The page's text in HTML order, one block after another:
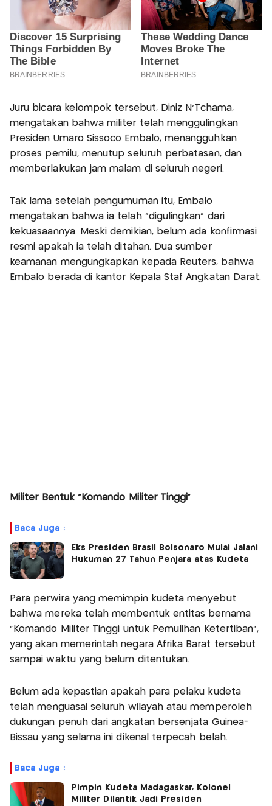
Juru bicara kelompok tersebut, Diniz N'Tchama,
mengatakan bahwa militer telah menggulingkan
Presiden Umaro Sissoco Embalo, menangguhkan
proses pemilu, menutup seluruh perbatasan, dan
memberlakukan jam malam di seluruh negeri.
Tak lama setelah pengumuman itu, Embalo
mengatakan bahwa ia telah “digulingkan” dari
kekuasaannya. Meski demikian, belum ada konfirmasi
resmi apakah ia telah ditahan. Dua sumber
keamanan mengungkapkan kepada Reuters, bahwa
Embalo berada di kantor Kepala Staf Angkatan Darat.
Militer Bentuk “Komando Militer Tinggi”
Baca Juga :
Eks Presiden Brasil Bolsonaro Mulai Jalani
Hukuman 27 Tahun Penjara atas Kudeta
Para perwira yang memimpin kudeta menyebut
bahwa mereka telah membentuk entitas bernama
“Komando Militer Tinggi untuk Pemulihan Ketertiban”,
yang akan memerintah negara Afrika Barat tersebut
sampai waktu yang belum ditentukan.
Belum ada kepastian apakah para pelaku kudeta
telah menguasai seluruh wilayah atau memperoleh
dukungan penuh dari angkatan bersenjata Guinea-
Bissau yang selama ini dikenal terpecah belah.
Baca Juga :
Pimpin Kudeta Madagaskar, Kolonel
Militer Dilantik Jadi Presiden